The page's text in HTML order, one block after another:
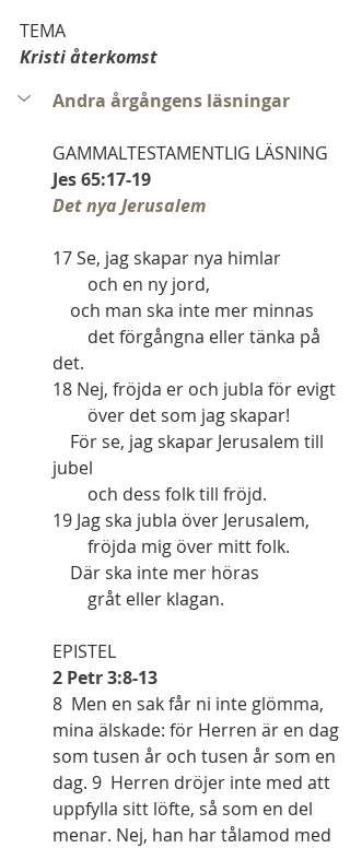
TEMA
Kristi återkomst
Andra årgångens läsningar
GAMMALTESTAMENTLIG LÄSNING
Jes 65:17-19
Det nya Jerusalem
17 Se, jag skapar nya himlar
        och en ny jord,
    och man ska inte mer minnas
det.
18 Nej, fröjda er och jubla för evigt
        över det som jag skapar!
jubel
        och dess folk till fröjd.
19 Jag ska jubla över Jerusalem,
        fröjda mig över mitt folk.
    Där ska inte mer höras
        gråt eller klagan.
EPISTEL
2 Petr 3:8-13
8  Men en sak får ni inte glömma,
mina älskade: för Herren är en dag
som tusen år och tusen år som en
dag. 9  Herren dröjer inte med att
uppfylla sitt löfte, så som en del
menar. Nej, han har tålamod med